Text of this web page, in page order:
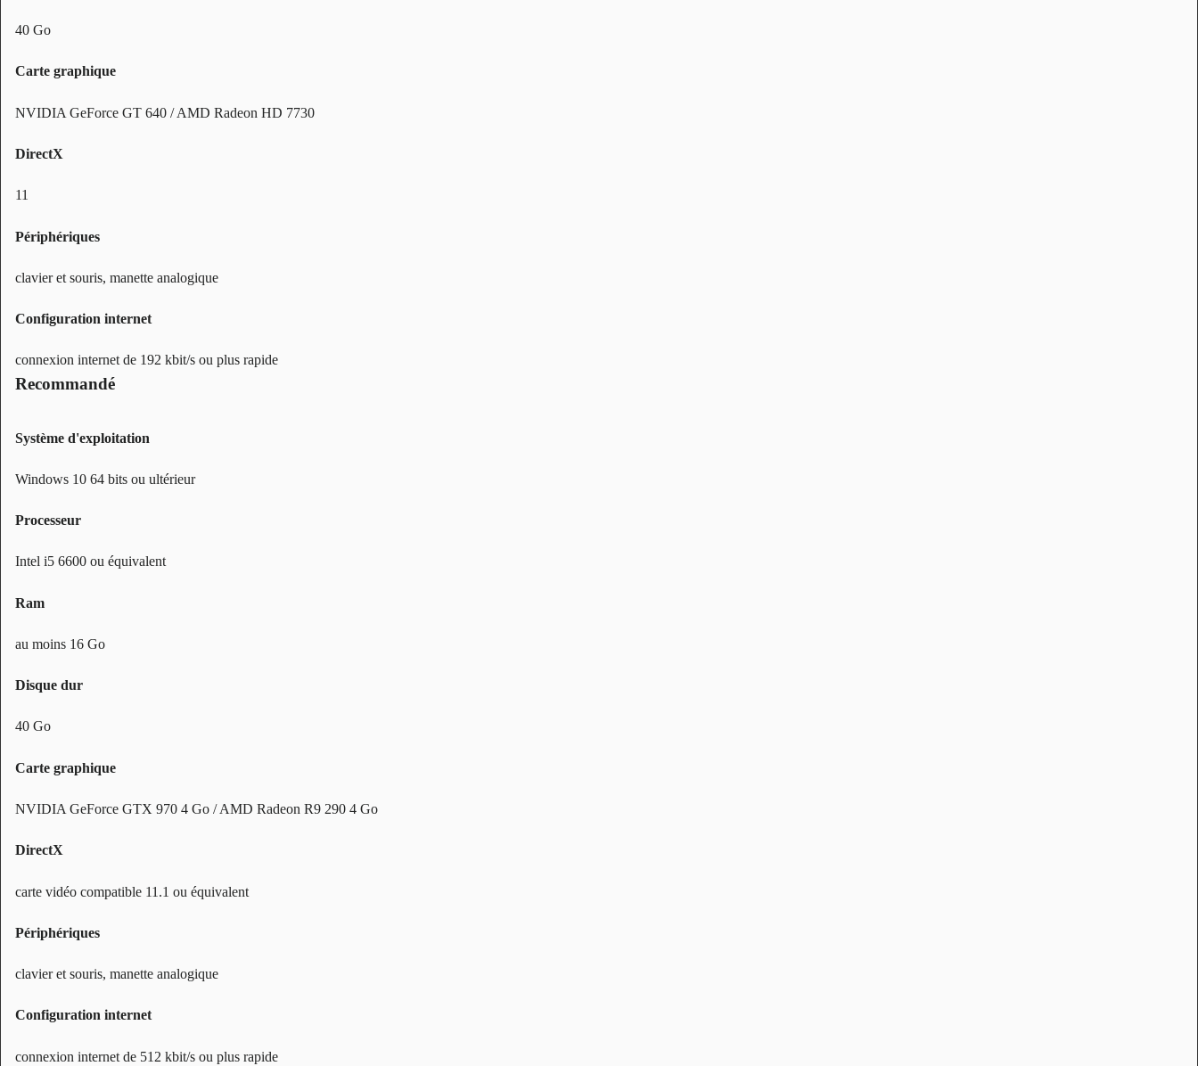
40 Go
Carte graphique
NVIDIA GeForce GT 640 / AMD Radeon HD 7730
DirectX
11
Périphériques
clavier et souris, manette analogique
Configuration internet
connexion internet de 192 kbit/s ou plus rapide
Recommandé
Système d'exploitation
Windows 10 64 bits ou ultérieur
Processeur
Intel i5 6600 ou équivalent
Ram
au moins 16 Go
Disque dur
40 Go
Carte graphique
NVIDIA GeForce GTX 970 4 Go / AMD Radeon R9 290 4 Go
DirectX
carte vidéo compatible 11.1 ou équivalent
Périphériques
clavier et souris, manette analogique
Configuration internet
connexion internet de 512 kbit/s ou plus rapide